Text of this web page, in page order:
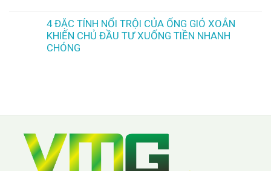
4 ĐẶC TÍNH NỔI TRỘI CỦA ỐNG GIÓ XOẮN
KHIẾN CHỦ ĐẦU TƯ XUỐNG TIỀN NHANH
CHÓNG